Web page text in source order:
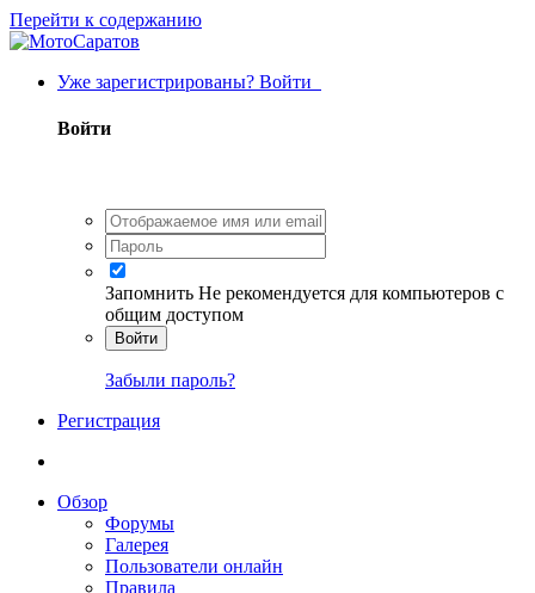
Перейти к содержанию
Уже зарегистрированы? Войти
Войти
Запомнить Не рекомендуется для компьютеров с
общим доступом
Войти
Забыли пароль?
Регистрация
Обзор
Форумы
Галерея
Пользователи онлайн
Правила